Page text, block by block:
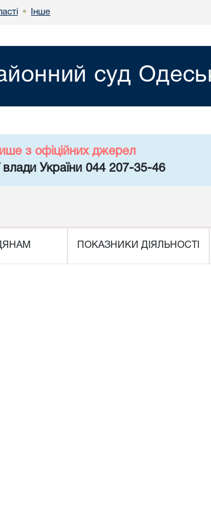
• Інше
суд
з офіційних джерел
України 044 207-35-46
ПОКАЗНИКИ ДІЯЛЬНОСТІ